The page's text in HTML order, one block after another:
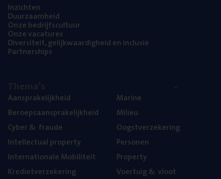
Inzich­ten
Duur­zaam­heid
Onze bedrijfs­cul­tuur
Onze vaca­tu­res
Diver­si­teit, gelijk­waar­dig­heid en inclusie
Part­ner­ships
Aan­spra­ke­lijk­heid
Beroeps­aan­spra­ke­lijk­heid
Cyber& fraude
Intel­lec­tu­al property
Inter­na­ti­o­na­le Mobiliteit
Kre­diet­ver­ze­ke­ring
Mari­ne
Mili­eu
Oogst­ver­ze­ke­ring
Per­so­nen
Pro­per­ty
Voer­tuig& vloot